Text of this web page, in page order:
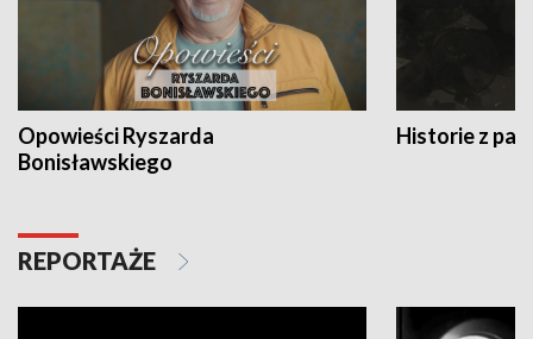
Opowieści Ryszarda
Bonisławskiego
Historie z
REPORTAŻE